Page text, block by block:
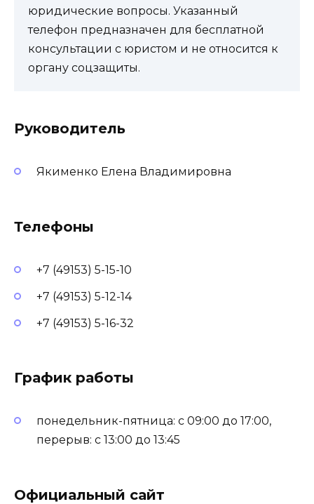
юридические вопросы. Указанный
телефон предназначен для бесплатной
консультации с юристом и не относится к
органу соцзащиты.
Руководитель
Якименко Елена Владимировна
Телефоны
+7 (49153) 5-15-10
+7 (49153) 5-12-14
+7 (49153) 5-16-32
График работы
понедельник-пятница: с 09:00 до 17:00,
перерыв: с 13:00 до 13:45
Официальный сайт